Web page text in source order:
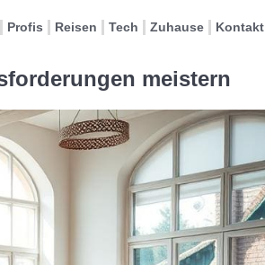
Profis Reisen Tech Zuhause Kontakt
meistern